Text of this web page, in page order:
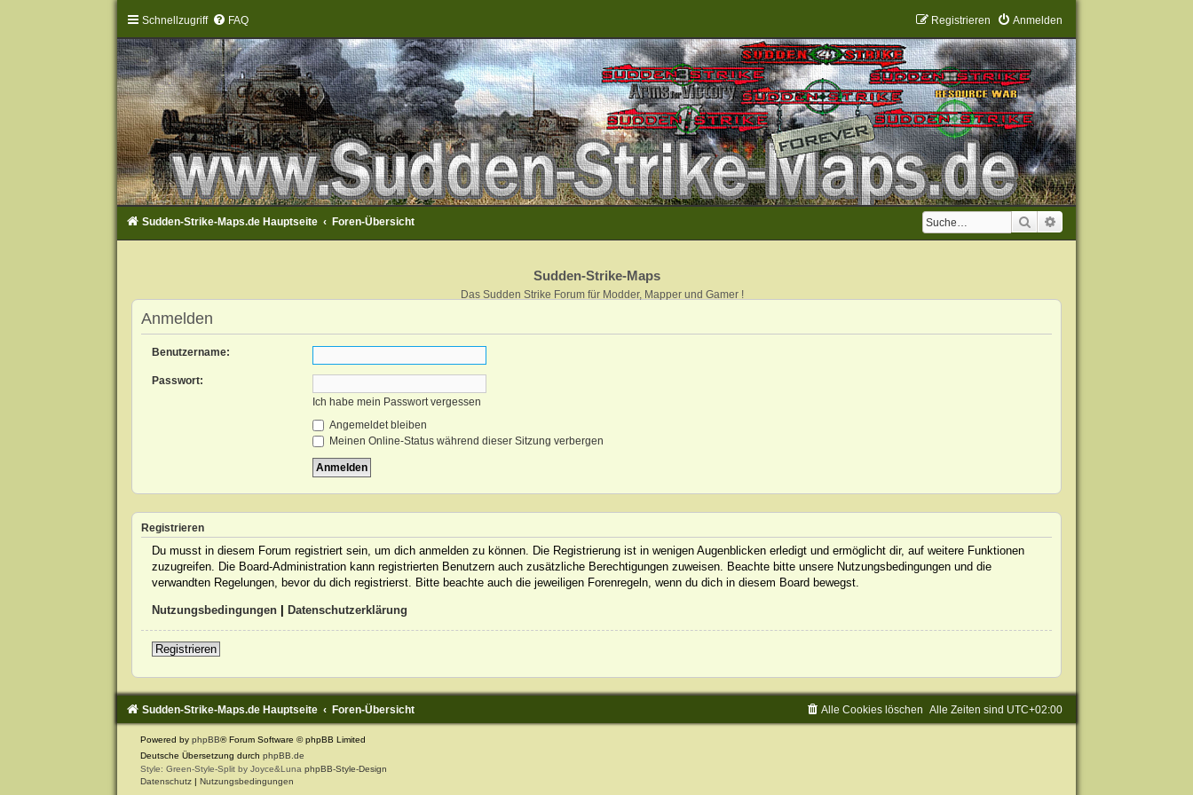
Schnellzugriff FAQ Anmelden
Registrieren
Suche
Sudden-Strike-Maps.de Hauptseite Foren-Übersicht
Sudden-Strike-Maps
Das Sudden Strike Forum für Modder, Mapper und Gamer !
Anmelden
Benutzername:
Passwort:
Ich habe mein Passwort vergessen
Angemeldet bleiben
Meinen Online-Status während dieser Sitzung verbergen
Registrieren
Du musst in diesem Forum registriert sein, um dich anmelden zu können. Die Registrierung ist in wenigen Augenblicken erledigt und ermöglicht dir, auf weitere Funktionen
zuzugreifen. Die Board-Administration kann registrierten Benutzern auch zusätzliche Berechtigungen zuweisen. Beachte bitte unsere Nutzungsbedingungen und die
verwandten Regelungen, bevor du dich registrierst. Bitte beachte auch die jeweiligen Forenregeln, wenn du dich in diesem Board bewegst.
Nutzungsbedingungen| Datenschutzerklärung
Registrieren
Sudden-Strike-Maps.de Hauptseite Foren-Übersicht Alle Zeiten sind UTC+02:00
Alle Cookies löschen
Powered by phpBB® Forum Software © phpBB Limited
Deutsche Übersetzung durch phpBB.de
Style: Green-Style-Split by Joyce&Luna phpBB-Style-Design
Datenschutz | Nutzungsbedingungen